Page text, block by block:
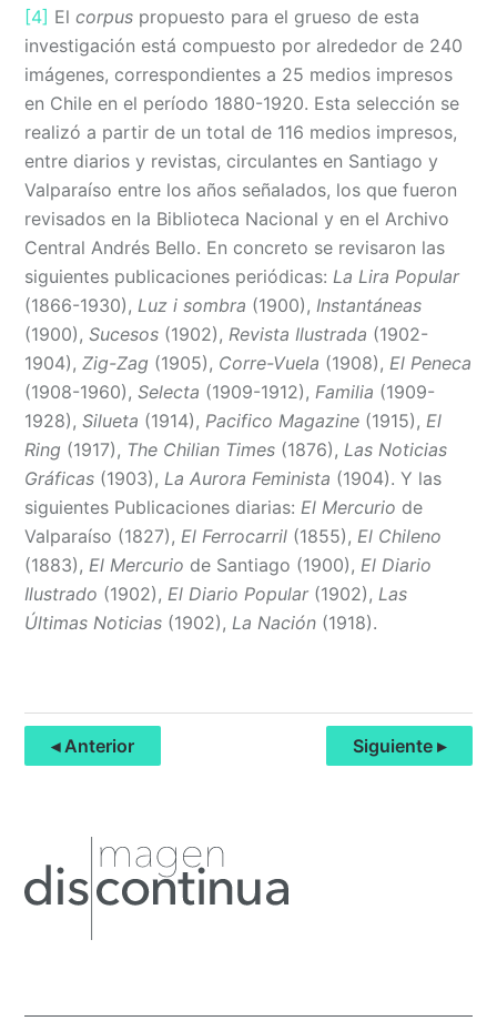
[4] Elcorpus propuesto para el grueso de esta
investigación está compuesto por alrededor de 240
imágenes, correspondientes a 25 medios impresos
en Chile en el período 1880-1920. Esta selección se
realizó a partir de un total de 116 medios impresos,
entre diarios y revistas, circulantes en Santiago y
Valparaíso entre los años señalados, los que fueron
revisados en la Biblioteca Nacional y en el Archivo
Central Andrés Bello. En concreto se revisaron las
siguientes publicaciones periódicas: La Lira Popular
(1866-1930), Luz i sombra (1900), Instantáneas
(1900),Sucesos (1902), Revista Ilustrada (1902-
1904),Zig-Zag (1905), Corre-Vuela (1908), El Peneca
(1908-1960),Selecta (1909-1912), Familia (1909-
1928),Silueta (1914), Pacifico Magazine (1915), El
Ring (1917), The Chilian Times (1876), Las Noticias
Gráficas (1903), La Aurora Feminista (1904). Y las
siguientes Publicaciones diarias: El Mercurio de
Valparaíso (1827), El Ferrocarril (1855), El Chileno
(1883), El Mercurio de Santiago (1900), El Diario
Ilustrado (1902), El Diario Popular(1902), Las
Últimas Noticias (1902), La Nación (1918).
◂ Anterior Siguiente ▸
Primary
Sidebar